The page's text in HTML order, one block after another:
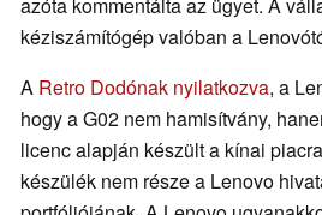
kéziszámítógép valóban a
A Retro Dodónak nyilatkozva, a
hogy a G02 nem hamisítvány,
licenc alapján készült a kínai
készülék nem része a Lenovo